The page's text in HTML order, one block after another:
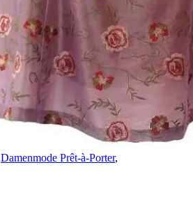
Damenmode Prêt-à-Porter,